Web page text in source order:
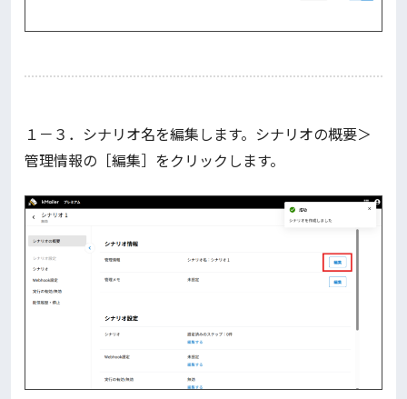
１－３．シナリオ名を編集します。シナリオの概要＞
管理情報の［編集］をクリックします。